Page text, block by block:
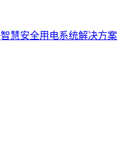
智慧安全用电系统解决方案